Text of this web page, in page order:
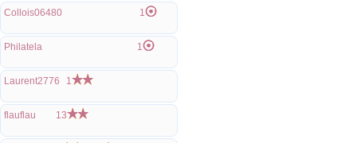
Collois06480 1
Philatela 1
Laurent2776 1
flauflau 13